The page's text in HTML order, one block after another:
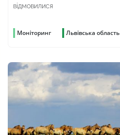
відмовилися
Моніторинг Львівська область